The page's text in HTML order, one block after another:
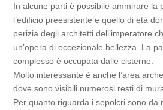
In alcune parti è possibile ammirare la
l’edificio preesistente e quello di età
perizia degli architetti dell’imperatore
un’opera di eccezionale bellezza. La
complesso è occupata dalle cisterne.
Molto interessante è anche l’area
dove sono visibili numerosi resti di
Per quanto riguarda i sepolcri sono da